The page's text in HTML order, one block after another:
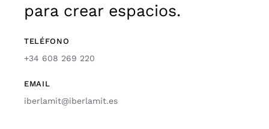
para crear espacios.
TELÉFONO
+34 608 269 220
EMAIL
iberlamit@iberlamit.es